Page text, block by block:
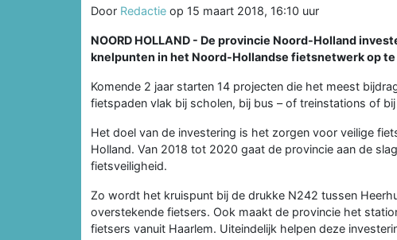
Door Redactie op 15 maart 2018, 16:10 uur
NOORD HOLLAND - De provincie Noord-Holland
knelpunten in het Noord-Hollandse fietsnetwerk op te
Komende 2 jaar starten 14 projecten die het meest
fietspaden vlak bij scholen, bij bus – of treinstations of
Het doel van de investering is het zorgen voor veilige
Holland. Van 2018 tot 2020 gaat de provincie aan de
fietsveiligheid.
Zo wordt het kruispunt bij de drukke N242 tussen
overstekende fietsers. Ook maakt de provincie het
fietsers vanuit Haarlem. Uiteindelijk helpen deze